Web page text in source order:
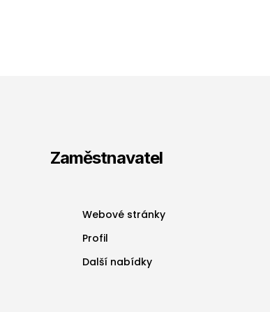
Zaměstnavatel
Webové stránky
Profil
Další nabídky